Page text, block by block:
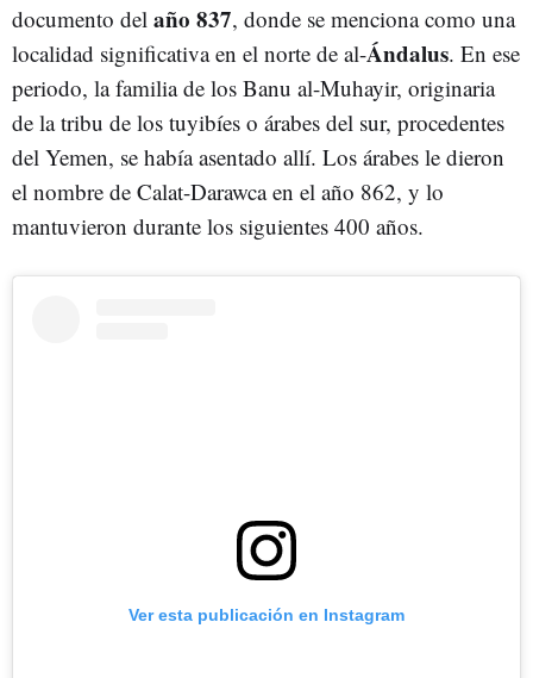
documento del año 837, donde se menciona como una
localidad significativa en el norte de al-Ándalus. En ese
periodo, la familia de los Banu al-Muhayir, originaria
de la tribu de los tuyibíes o árabes del sur, procedentes
del Yemen, se había asentado allí. Los árabes le dieron
el nombre de Calat-Darawca en el año 862, y lo
mantuvieron durante los siguientes 400 años.
Ver esta publicación en Instagram